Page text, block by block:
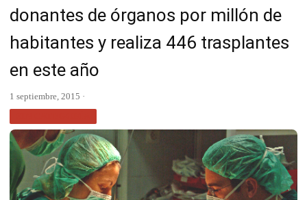
donantes de órganos por millón de
habitantes y realiza 446 trasplantes
en este año
1 septiembre, 2015 ·